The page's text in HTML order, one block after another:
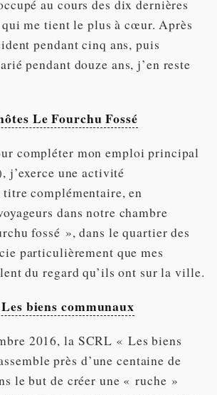
au cours des dix dernières
me tient le plus à cœur. Après
pendant cinq ans, puis
pendant douze ans, j’en reste
Le Fourchu Fossé
compléter mon emploi principal
j’exerce une activité
titre complémentaire, en
dans notre chambre
fossé », dans le quartier des
particulièrement que mes
du regard qu’ils ont sur la ville.
biens communaux
2016, la SCRL « Les biens
près d’une centaine de
le but de créer une « ruche »